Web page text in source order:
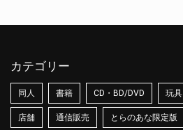
カテゴリー
同人 書籍 CD・BD/DVD 玩具
店舗 通信販売 とらのあな限定版